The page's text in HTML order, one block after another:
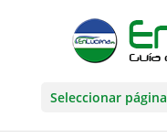
Seleccionar página